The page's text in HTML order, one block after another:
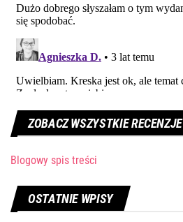
ZOBACZ WSZYSTKIE RECENZJE
Blogowy spis treści
OSTATNIE WPISY